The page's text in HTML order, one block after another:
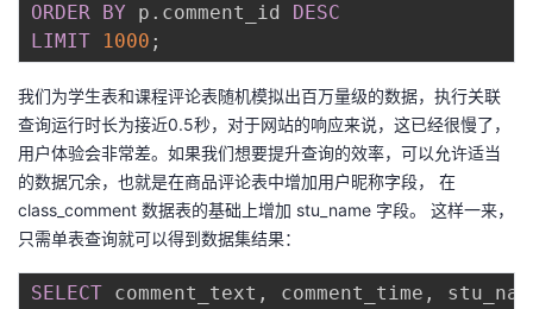
ORDER BY p . comment_id DESC
LIMIT
1000 ;
我们为学生表和课程评论表随机模拟出百万量级的数据，执行关联
查询运行时长为接近0.5秒，对于网站的响应来说，这已经很慢了，
用户体验会非常差。如果我们想要提升查询的效率，可以允许适当
的数据冗余，也就是在商品评论表中增加用户昵称字段， 在
class_comment 数据表的基础上增加 stu_name 字段。 这样一来，
只需单表查询就可以得到数据集结果：
SELECT comment_text , comment_time ,